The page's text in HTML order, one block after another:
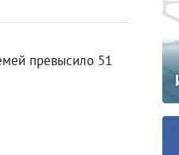
превысило 51